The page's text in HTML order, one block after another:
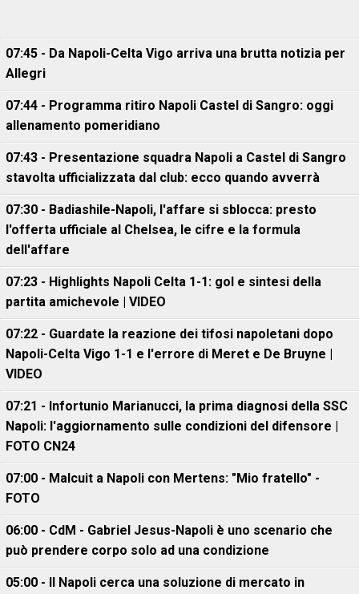
07:45 - Da Napoli-Celta Vigo arriva una brutta notizia per
Allegri
07:44 - Programma ritiro Napoli Castel di Sangro: oggi
allenamento pomeridiano
07:43 - Presentazione squadra Napoli a Castel di Sangro
stavolta ufficializzata dal club: ecco quando avverrà
07:30 - Badiashile-Napoli, l'affare si sblocca: presto
l'offerta ufficiale al Chelsea, le cifre e la formula
dell'affare
07:23 - Highlights Napoli Celta 1-1: gol e sintesi della
partita amichevole | VIDEO
07:22 - Guardate la reazione dei tifosi napoletani dopo
Napoli-Celta Vigo 1-1 e l'errore di Meret e De Bruyne |
VIDEO
07:21 - Infortunio Marianucci, la prima diagnosi della SSC
Napoli: l'aggiornamento sulle condizioni del difensore |
FOTO CN24
07:00 - Malcuit a Napoli con Mertens: "Mio fratello" -
FOTO
06:00 - CdM - Gabriel Jesus-Napoli è uno scenario che
può prendere corpo solo ad una condizione
05:00 - Il Napoli cerca una soluzione di mercato in